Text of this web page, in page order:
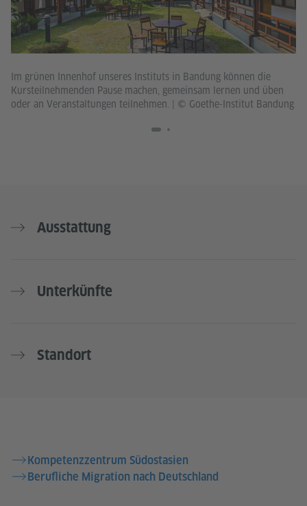
Im grünen Innenhof unseres Instituts in Bandung können die
Kursteilnehmenden Pause machen, gemeinsam lernen und üben
oder an Veranstaltungen teilnehmen.
© Goethe-Institut Bandung
Ausstattung
Unterkünfte
Standort
Kompetenzzentrum Südostasien
Berufliche Migration nach Deutschland